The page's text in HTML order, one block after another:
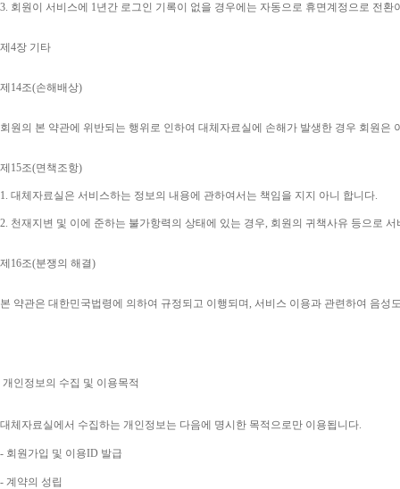
3. 회원이 서비스에 1년간 로그인 기록이 없을 경우에는 자동으로 휴면계정으로 전환
제 4장 기타
제 14조(손해배상)
회원의 본 약관에 위반되는 행위로 인하여 대체자료실에 손해가 발생한 경우 회원은
제 15조(면책조항)
1. 대체자료실은 서비스하는 정보의 내용에 관하여서는 책임을 지지 아니 합니다.
2. 천재지변 및 이에 준하는 불가항력의 상태에 있는 경우, 회원의 귀책사유 등으로
제 16조(분쟁의 해결)
본 약관은 대한민국법령에 의하여 규정되고 이행되며, 서비스 이용과 관련하여 음성
개인정보의 수집 및 이용목적
대체자료실에서 수집하는 개인정보는 다음에 명시한 목적으로만 이용됩니다.
- 회원가입 및 이용ID 발급
- 계약의 성립